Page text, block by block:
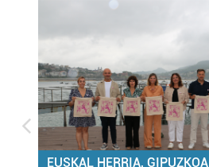
EUSKAL HERRIA, GIPUZKOA